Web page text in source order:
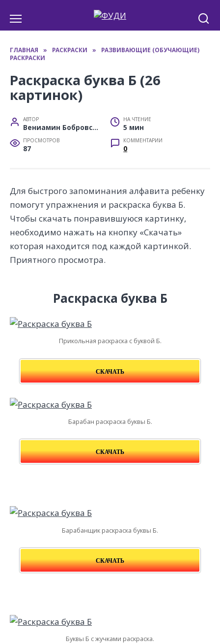
содержанию
ГЛАВНАЯ » РАСКРАСКИ »
РАЗВИВАЮЩИЕ (ОБУЧАЮЩИЕ)
РАСКРАСКИ
Раскраска буква Б (26
картинок)
АВТОР
Вениамин Бобровский
НА ЧТЕНИЕ
5 мин
ПРОСМОТРОВ
87
КОММЕНТАРИИ
0
Для быстрого запоминания алфавита ребенку
помогут упражнения и раскраска буква Б.
Чтобы скачать понравившуюся картинку,
необходимо нажать на кнопку «Скачать»
которая находится под каждой картинкой.
Приятного просмотра.
Раскраска буква Б
Прикольная раскраска с буквой Б.
СКАЧАТЬ
Барабан раскраска буквы Б.
СКАЧАТЬ
Барабанщик раскраска буквы Б.
СКАЧАТЬ
Буквы Б с жучками раскраска.